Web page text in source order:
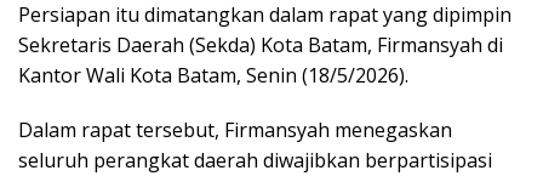
Persiapan itu dimatangkan dalam rapat yang dipimpin
Sekretaris Daerah (Sekda) Kota Batam, Firmansyah di
Kantor Wali Kota Batam, Senin (18/5/2026).
Dalam rapat tersebut, Firmansyah menegaskan
seluruh perangkat daerah diwajibkan berpartisipasi